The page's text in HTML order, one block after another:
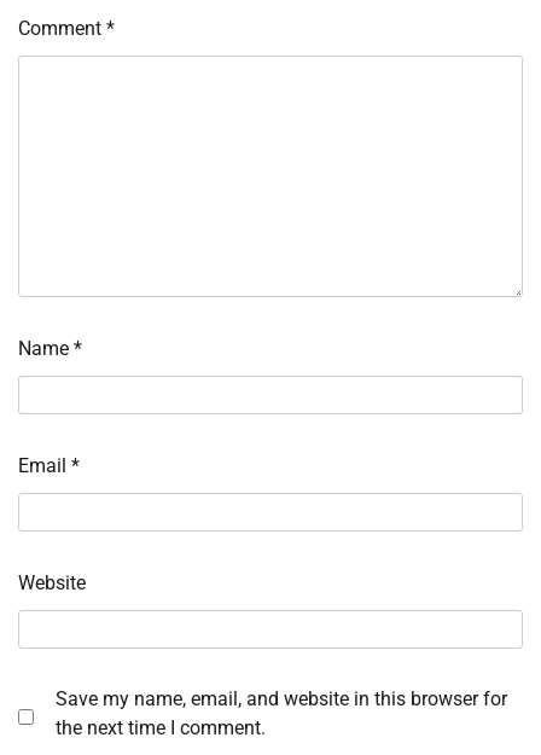
Comment *
Name *
Email *
Website
Save my name, email, and website in this browser for
the next time I comment.